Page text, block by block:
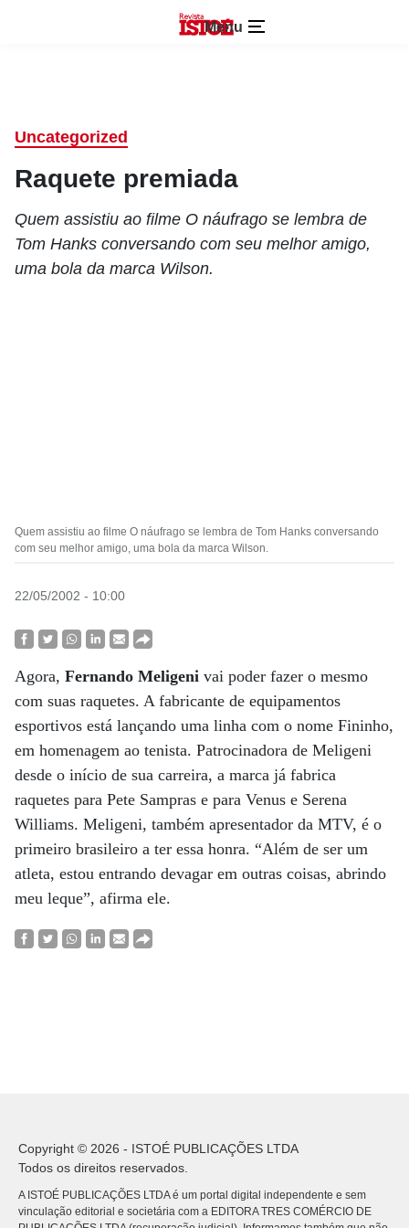
Menu
Uncategorized
Raquete premiada
Quem assistiu ao filme O náufrago se lembra de
Tom Hanks conversando com seu melhor amigo,
uma bola da marca Wilson.
Quem assistiu ao filme O náufrago se lembra de Tom Hanks conversando
com seu melhor amigo, uma bola da marca Wilson.
22/05/2002 - 10:00
Agora, Fernando Meligeni vai poder fazer o mesmo
com suas raquetes. A fabricante de equipamentos
esportivos está lançando uma linha com o nome Fininho,
em homenagem ao tenista. Patrocinadora de Meligeni
desde o início de sua carreira, a marca já fabrica
raquetes para Pete Sampras e para Venus e Serena
Williams. Meligeni, também apresentador da MTV, é o
primeiro brasileiro a ter essa honra. “Além de ser um
atleta, estou entrando devagar em outras coisas, abrindo
meu leque”, afirma ele.
Copyright © 2026 - ISTOÉ PUBLICAÇÕES LTDA
Todos os direitos reservados.
A ISTOÉ PUBLICAÇÕES LTDA é um portal digital independente e sem
vinculação editorial e societária com a EDITORA TRES COMÉRCIO DE